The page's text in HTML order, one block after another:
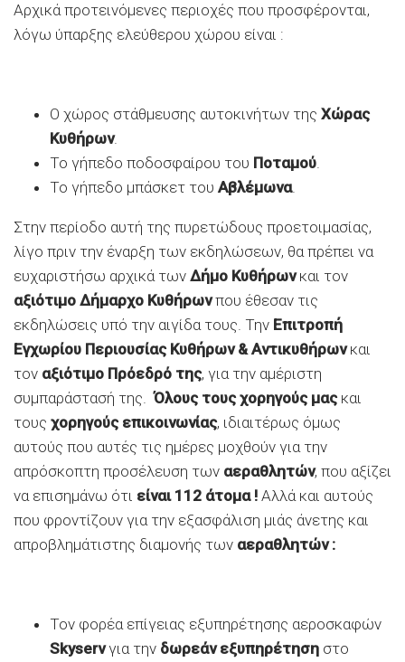
Αρχικά προτεινόμενες περιοχές που προσφέρονται,
λόγω ύπαρξης ελεύθερου χώρου είναι :
Ο χώρος στάθμευσης αυτοκινήτων της Χώρας
Κυθήρων.
Το γήπεδο ποδοσφαίρου του Ποταμού
Το γήπεδο μπάσκετ του Αβλέμωνα.
Στην περίοδο αυτή της πυρετώδους προετοιμασίας,
λίγο πριν την έναρξη των εκδηλώσεων, θα πρέπει να
ευχαριστήσω αρχικά των Δήμο Κυθήρωνκαι τον
αξιότιμο Δήμαρχο Κυθήρωνπου έθεσαν τις
εκδηλώσεις υπό την αιγίδα τους. Την Επιτροπή
Εγχωρίου Περιουσίας Κυθήρων & Αντικυθήρωνκαι
τον αξιότιμο Πρόεδρό της, για την αμέριστη
συμπαράστασή της.Όλους τους χορηγούς μαςκαι
τους χορηγούς επικοινωνίας, ιδιαιτέρως όμως
αυτούς που αυτές τις ημέρες μοχθούν για την
απρόσκοπτη προσέλευση των αεραθλητών, που αξίζει
να επισημάνω ότι είναι 112 άτομα ! Αλλά και αυτούς
που φροντίζουν για την εξασφάλιση μιάς άνετης και
απροβλημάτιστης διαμονής των αεραθλητών :
Τον φορέα επίγειας εξυπηρέτησης αεροσκαφών
Skyservγια την δωρεάν εξυπηρέτηση στο